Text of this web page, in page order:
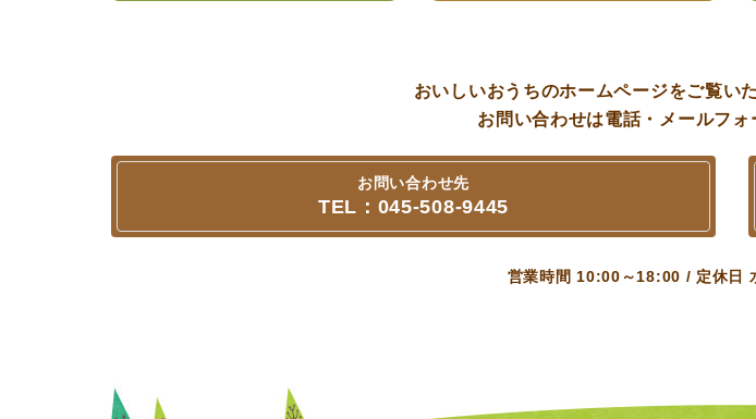
おいしいおうちのホームページをご覧い
お問い合わせは電話・メールフォ
お問い合わせ先
TEL：045‐508‐9445
営業時間 10:00～18:00 / 定休日